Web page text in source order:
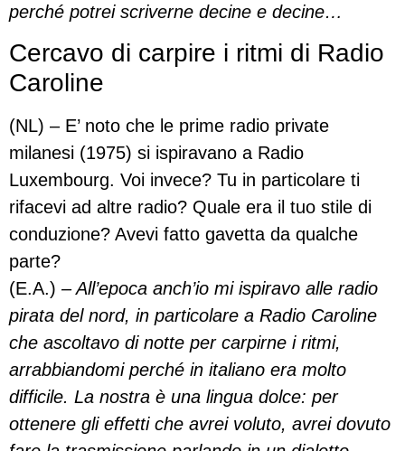
perché potrei scriverne decine e decine…
Cercavo di carpire i ritmi di Radio
Caroline
(NL) – E’ noto che le prime radio private
milanesi (1975) si ispiravano a Radio
Luxembourg. Voi invece? Tu in particolare ti
rifacevi ad altre radio? Quale era il tuo stile di
conduzione? Avevi fatto gavetta da qualche
parte?
(E.A.) – All’epoca anch’io mi ispiravo alle radio
pirata del nord, in particolare a Radio Caroline
che ascoltavo di notte per carpirne i ritmi,
arrabbiandomi perché in italiano era molto
difficile. La nostra è una lingua dolce: per
ottenere gli effetti che avrei voluto, avrei dovuto